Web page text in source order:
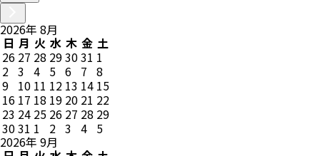
2026年 8月
日 月 火 水 木 金 土
26 27 28 293031 1
2 3 4 5 6 7 8
9 10 11 12 13 14 15
16 17 18 19 20 21 22
23 24 25 26 27 28 29
3031 1 2 3 4 5
2026年 9月